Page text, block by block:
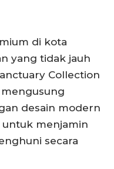
di kota
yang tidak jauh
Collection
desain modern
menjamin
secara